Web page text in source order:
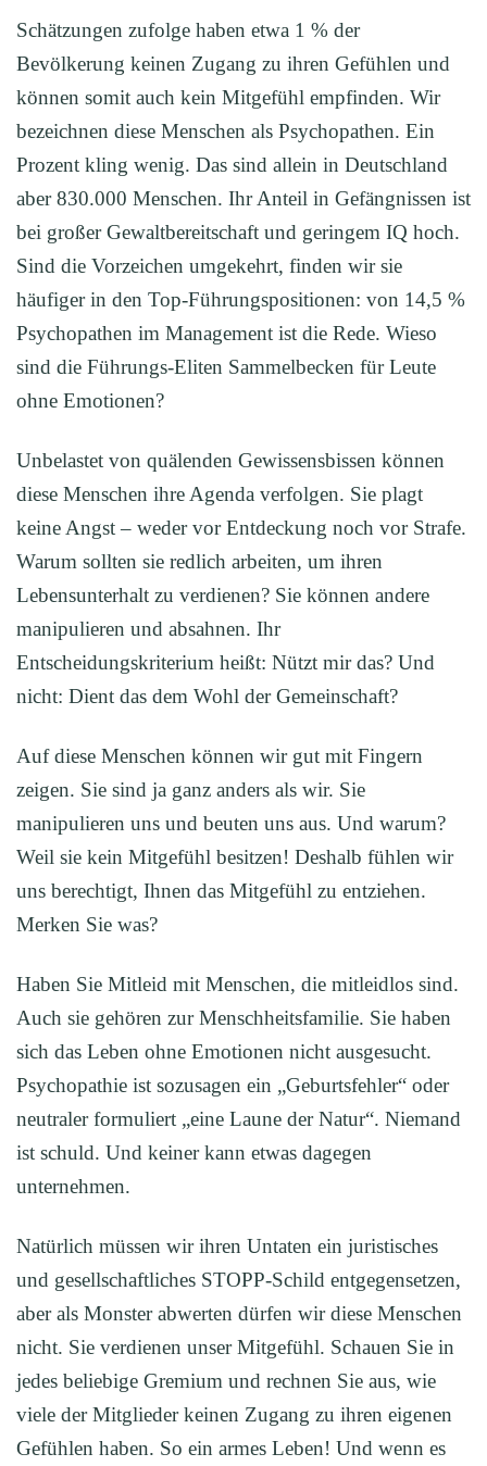
Schätzungen zufolge haben etwa 1 % der
Bevölkerung keinen Zugang zu ihren Gefühlen und
können somit auch kein Mitgefühl empfinden. Wir
bezeichnen diese Menschen als Psychopathen. Ein
Prozent kling wenig. Das sind allein in Deutschland
aber 830.000 Menschen. Ihr Anteil in Gefängnissen ist
bei großer Gewaltbereitschaft und geringem IQ hoch.
Sind die Vorzeichen umgekehrt, finden wir sie
häufiger in den Top-Führungspositionen: von 14,5 %
Psychopathen im Management ist die Rede. Wieso
sind die Führungs-Eliten Sammelbecken für Leute
ohne Emotionen?
Unbelastet von quälenden Gewissensbissen können
diese Menschen ihre Agenda verfolgen. Sie plagt
keine Angst – weder vor Entdeckung noch vor Strafe.
Warum sollten sie redlich arbeiten, um ihren
Lebensunterhalt zu verdienen? Sie können andere
manipulieren und absahnen. Ihr
Entscheidungskriterium heißt: Nützt mir das? Und
nicht: Dient das dem Wohl der Gemeinschaft?
Auf diese Menschen können wir gut mit Fingern
zeigen. Sie sind ja ganz anders als wir. Sie
manipulieren uns und beuten uns aus. Und warum?
Weil sie kein Mitgefühl besitzen! Deshalb fühlen wir
uns berechtigt, Ihnen das Mitgefühl zu entziehen.
Merken Sie was?
Haben Sie Mitleid mit Menschen, die mitleidlos sind.
Auch sie gehören zur Menschheitsfamilie. Sie haben
sich das Leben ohne Emotionen nicht ausgesucht.
Psychopathie ist sozusagen ein „Geburtsfehler“ oder
neutraler formuliert „eine Laune der Natur“. Niemand
ist schuld. Und keiner kann etwas dagegen
unternehmen.
Natürlich müssen wir ihren Untaten ein juristisches
und gesellschaftliches STOPP-Schild entgegensetzen,
aber als Monster abwerten dürfen wir diese Menschen
nicht. Sie verdienen unser Mitgefühl. Schauen Sie in
jedes beliebige Gremium und rechnen Sie aus, wie
viele der Mitglieder keinen Zugang zu ihren eigenen
Gefühlen haben. So ein armes Leben! Und wenn es